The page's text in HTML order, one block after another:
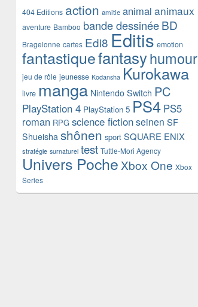
404 Editions action amitie animal animaux
aventure Bamboo bande dessinéeBD
Bragelonne cartes Edi8 Editis emotion
fantastiquefantasyhumour
jeu de rôle jeunesse Kodansha Kurokawa
livre manga Nintendo Switch PC
PlayStation 4 PlayStation 5 PS4 PS5
roman RPG science fictionseinen SF
Shueisha shônen sport SQUARE ENIX
stratégie surnaturel test Tuttle-Mori Agency
Univers Poche Xbox One Xbox
Series